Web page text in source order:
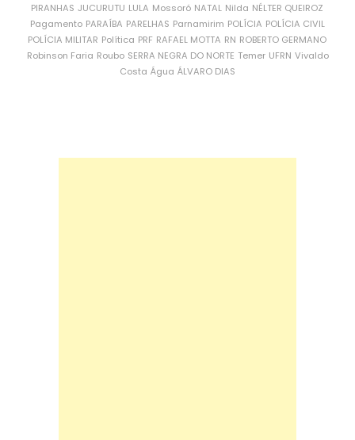
PIRANHAS JUCURUTU LULA Mossoró NATAL Nilda NÉLTER QUEIROZ
Pagamento PARAÍBA PARELHAS Parnamirim POLÍCIA POLÍCIA CIVIL
POLÍCIA MILITAR Política PRF RAFAEL MOTTA RN ROBERTO GERMANO
Robinson Faria Roubo SERRA NEGRA DO NORTE Temer UFRN Vivaldo
Costa Água ÁLVARO DIAS